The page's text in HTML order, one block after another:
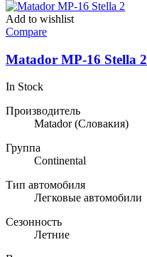
Add to wishlist
Compare
Matador MP-16 Stella 2
In Stock
Производитель
Matador(Словакия)
Группа
Continental
Тип автомобиля
Легковые автомобили
Сезонность
Летние